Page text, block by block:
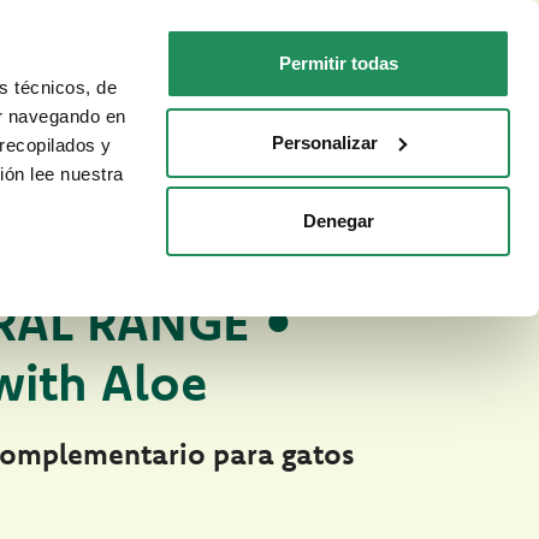
técnicos, de
en
y
lee nuestra
Permitir todas
Personalizar
Denegar
Contactos ES
TU GATO DÓNDE COMPRAR
RANGE •
Aloe
para gatos